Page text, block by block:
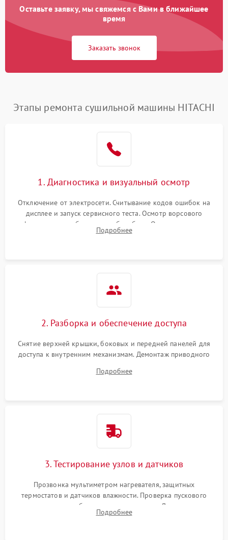
Оставьте заявку, мы свяжемся с Вами в ближайшее
время
Заказать звонок
Этапы ремонта сушильной машины HITACHI
1. Диагностика и визуальный осмотр
Отключение от электросети. Считывание кодов ошибок на
дисплее и запуск сервисного теста. Осмотр ворсового
фильтра, теплообменника и барабана. Опрос клиента о
неисправностях (не сушит, не крутит барабан, сильно шумит
Подробнее
2. Разборка и обеспечение доступа
Снятие верхней крышки, боковых и передней панелей для
доступа к внутренним механизмам. Демонтаж приводного
Обеспечение свободного доступа к ТЭНу, компрессору,
Подробнее
3. Тестирование узлов и датчиков
Прозвонка мультиметром нагревателя, защитных
термостатов и датчиков влажности. Проверка пускового
конденсатора, обмоток мотора и помпы. Для машин с
тепловым насосом — диагностика работы компрессора и
Подробнее